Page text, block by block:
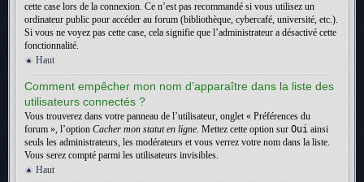
cette case lors de la connexion. Ce n’est pas recommandé si vous utilisez un
ordinateur public pour accéder au forum (bibliothèque, cybercafé, université, etc.).
Si vous ne voyez pas cette case, cela signifie que l’administrateur a désactivé cette
fonctionnalité.
Haut
Comment empêcher mon nom d’apparaître dans la liste des
utilisateurs connectés ?
Vous trouverez dans votre panneau de l’utilisateur, onglet « Préférences du
forum », l’option Cacher mon statut en ligne. Mettez cette option sur Oui ainsi
seuls les administrateurs, les modérateurs et vous verrez votre nom dans la liste.
Vous serez compté parmi les utilisateurs invisibles.
Haut